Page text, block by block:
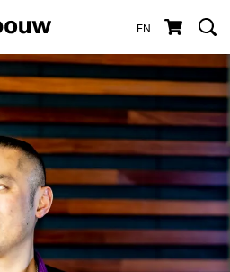
EN